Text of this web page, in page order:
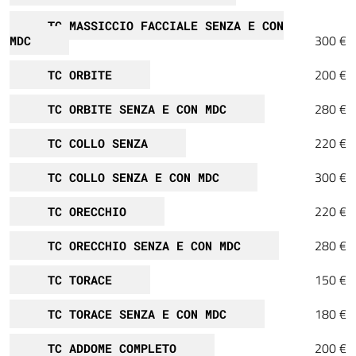
TC MASSICCIO FACCIALE SENZA E CON
MDC
300 €
TC ORBITE 200 €
TC ORBITE SENZA E CON MDC 280 €
TC COLLO SENZA 220 €
TC COLLO SENZA E CON MDC 300 €
TC ORECCHIO 220 €
TC ORECCHIO SENZA E CON MDC 280 €
TC TORACE 150 €
TC TORACE SENZA E CON MDC 180 €
TC ADDOME COMPLETO 200 €